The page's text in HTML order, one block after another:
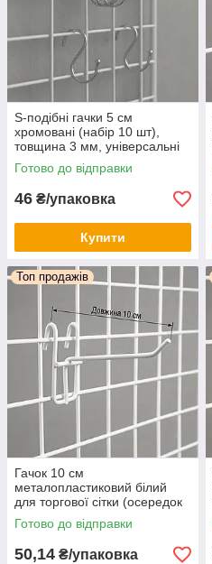
S-подібні гачки 5 см
хромовані (набір 10 шт),
товщина 3 мм, універсальні
гачки-підвіси для торгівлі
,дому, кухні та гаража
Готово до відправки
46 ₴/упаковка
Купити
Топ продажів
Гачок 10 см
металопластиковий білий
для торгової сітки (осередок
5х5 см), товщина прута 3.4
мм, набір 10 шт.
Готово до відправки
50,14 ₴/упаковка